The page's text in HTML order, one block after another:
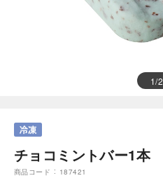
1/2
チョコミントバー1本
商品コード 187421